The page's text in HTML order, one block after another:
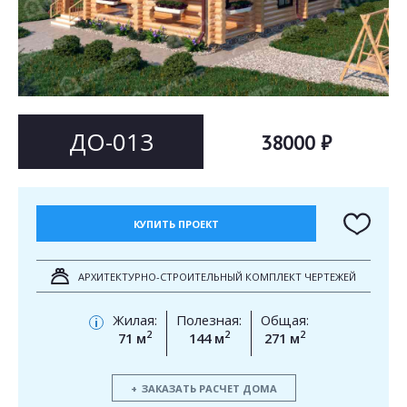
ДО-013 38000 ₽
КУПИТЬ ПРОЕКТ
АРХИТЕКТУРНО-СТРОИТЕЛЬНЫЙ КОМПЛЕКТ ЧЕРТЕЖЕЙ
i
Жилая:
71 м2
Полезная:
144 м2
Общая:
271 м2
ЗАКАЗАТЬ РАСЧЕТ ДОМА
Согласен на обработку персональных данных
ОТПРАВИТЬ
Согласен на обработку персональных данных
This site is protected by reCAPTCHA and the GooglePrivacy PolicyandTerms of Service
apply.